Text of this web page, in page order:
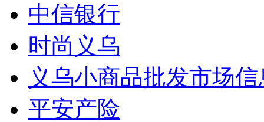
中信银行
时尚义乌
义乌小商品批发市场
平安产险